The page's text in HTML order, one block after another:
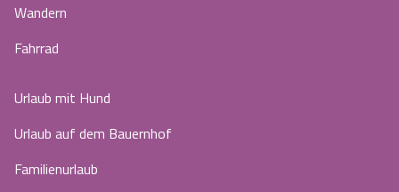
Wandern
Fahrrad
Urlaub mit Hund
Urlaub auf dem Bauernhof
Familienurlaub